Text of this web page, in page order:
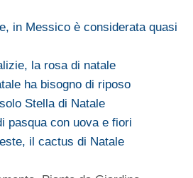
in Messico è considerata quasi
la rosa di natale
ha bisogno di riposo
Stella di Natale
pasqua con uova e fiori
il cactus di Natale